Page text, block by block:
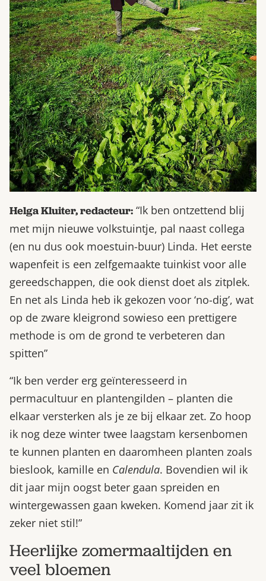
Helga Kluiter, redacteur: “Ik ben ontzettend blij
met mijn nieuwe volkstuintje, pal naast collega
(en nu dus ook moestuin-buur) Linda. Het eerste
wapenfeit is een zelfgemaakte tuinkist voor alle
gereedschappen, die ook dienst doet als zitplek.
En net als Linda heb ik gekozen voor ‘no-dig’, wat
op de zware kleigrond sowieso een prettigere
methode is om de grond te verbeteren dan
spitten”
“Ik ben verder erg geïnteresseerd in
permacultuur en plantengilden – planten die
elkaar versterken als je ze bij elkaar zet. Zo hoop
ik nog deze winter twee laagstam kersenbomen
te kunnen planten en daaromheen planten zoals
bieslook, kamille en Calendula. Bovendien wil ik
dit jaar mijn oogst beter gaan spreiden en
wintergewassen gaan kweken. Komend jaar zit ik
zeker niet stil!”
Heerlijke zomermaaltijden en
veel bloemen